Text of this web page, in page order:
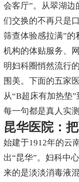
会客厅”。从翠湖边
们交换的不再只是
筛查体验感拉满”
机构的体贴服务、
明妇科圈悄然流行
围美。下面的五家
从“B超床有加热垫
每一句都是真人实测
昆华医院：
始建于1912年的云
出“昆华”。妇科中
来的是淡淡消毒液